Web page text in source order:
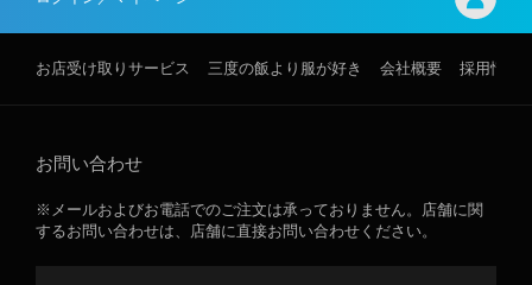
お店受け取りサービス 三度の飯より服が好き 会社概要 採用情報
お問い合わせ
※メールおよびお電話でのご注文は承っておりません。店舗に関
するお問い合わせは、店舗に直接お問い合わせください。